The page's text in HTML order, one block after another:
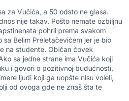
za Vučića, a 50 odsto ne glasa.
nije takav. Pošto nemate ozbiljnu
pohrli prema svakom
sa Belim Preletačevićem jer je bio
na studente. Običan čovek
sa jedne strane ima Vučića koji
i govori o pozitivnoj budućnosti,
ljudi koji ga uopšte nisu voleli,
od ovoga gde ne znaš šta te